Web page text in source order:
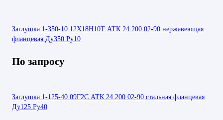
Заглушка 1-350-10 12Х18Н10Т АТК 24.200.02-90 нержавеющая
фланцевая Ду350 Ру10
По запросу
Заглушка 1-125-40 09Г2С АТК 24.200.02-90 стальная фланцевая
Ду125 Ру40